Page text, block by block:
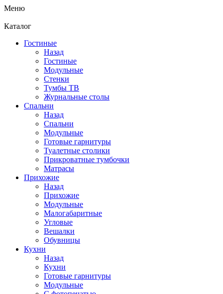
Меню
Каталог
Гостиные
Назад
Гостиные
Модульные
Стенки
Тумбы ТВ
Журнальные столы
Спальни
Назад
Спальни
Модульные
Готовые гарнитуры
Туалетные столики
Прикроватные тумбочки
Матрасы
Прихожие
Назад
Прихожие
Модульные
Малогабаритные
Угловые
Вешалки
Обувницы
Кухни
Назад
Кухни
Готовые гарнитуры
Модульные